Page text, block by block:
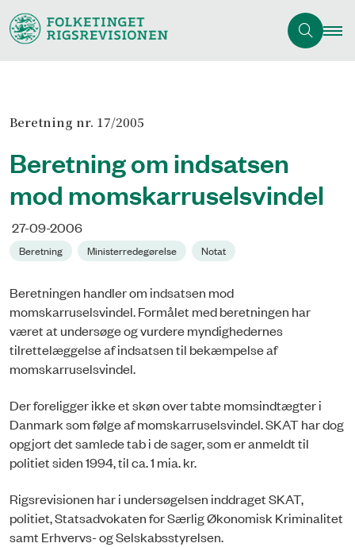
Beretning nr. 17/2005
Beretning om indsatsen
mod momskarruselsvindel
27-09-2006
Beretning Ministerredegørelse Notat
Beretningen handler om indsatsen mod
momskarruselsvindel. Formålet med beretningen har
været at undersøge og vurdere myndighedernes
tilrettelæggelse af indsatsen til bekæmpelse af
momskarruselsvindel.
Der foreligger ikke et skøn over tabte momsindtægter i
Danmark som følge af momskarruselsvindel. SKAT har dog
opgjort det samlede tab i de sager, som er anmeldt til
politiet siden 1994, til ca. 1 mia. kr.
Rigsrevisionen har i undersøgelsen inddraget SKAT,
politiet, Statsadvokaten for Særlig Økonomisk Kriminalitet
samt Erhvervs- og Selskabsstyrelsen.